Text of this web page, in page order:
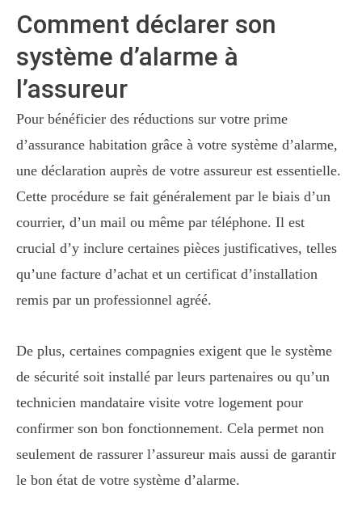
Comment déclarer son
système d’alarme à
l’assureur
Pour bénéficier des réductions sur votre prime
d’assurance habitation grâce à votre système d’alarme,
une déclaration auprès de votre assureur est essentielle.
Cette procédure se fait généralement par le biais d’un
courrier, d’un mail ou même par téléphone. Il est
crucial d’y inclure certaines pièces justificatives, telles
qu’une facture d’achat et un certificat d’installation
remis par un professionnel agréé.
De plus, certaines compagnies exigent que le système
de sécurité soit installé par leurs partenaires ou qu’un
technicien mandataire visite votre logement pour
confirmer son bon fonctionnement. Cela permet non
seulement de rassurer l’assureur mais aussi de garantir
le bon état de votre système d’alarme.